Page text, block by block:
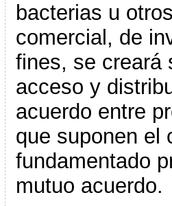
bacterias u
comercial, de
fines, se creará
acceso y
acuerdo entre
que suponen el
fundamentado
mutuo acuerdo.